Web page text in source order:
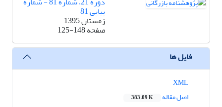
پیاپی 81
زمستان 1395
صفحه125-148
فایل ها
اصل مقاله
383.09 K